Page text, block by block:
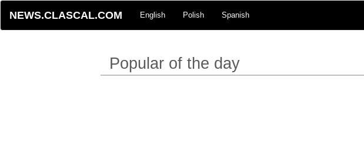
NEWS.CLASCAL.COM English Polish Spanish
Popular of the day